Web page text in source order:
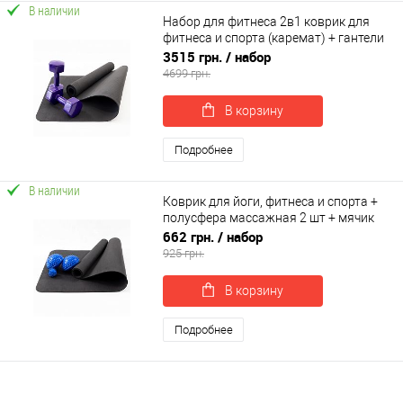
В наличии
Набор для фитнеса 2в1 коврик для
фитнеса и спорта (каремат) + гантели
2шт по 8 кг OSPORT Set 23 (n-0054)
3515 грн. / набор
4699 грн.
В корзину
Подробнее
В наличии
Коврик для йоги, фитнеса и спорта +
полусфера массажная 2 шт + мячик
массажный с шипами OSPORT Set 60
(n-0090)
662 грн. / набор
925 грн.
В корзину
Подробнее